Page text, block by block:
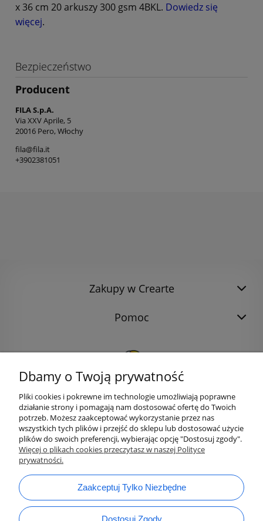
x 36 cm 20 arkuszy 300 gsm 4BKL. Dowiedz się
więcej.
Bezpieczeństwo
Producent
FILA S.p.A.
Via XXV Aprile, 5
20016 Pero, Włochy
fila@fila.it
+3902381051
Zakupy w Crearte
Pomoc
email:bok@ArtykulyDlaPlastykow.pl
Dbamy o Twoją prywatność
Pliki cookies i pokrewne im technologie umożliwiają poprawne
działanie strony i pomagają nam dostosować ofertę do Twoich
potrzeb. Możesz zaakceptować wykorzystanie przez nas
wszystkich tych plików i przejść do sklepu lub dostosować użycie
plików do swoich preferencji, wybierając opcję "Dostosuj zgody".
Więcej o plikach cookies przeczytasz w naszej Polityce
prywatności.
Zaakceptuj Tylko Niezbędne
Dostosuj Zgody